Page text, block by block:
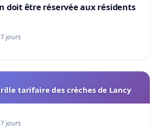
doit être réservée aux résidents
jours
tarifaire des crèches de Lancy
jours